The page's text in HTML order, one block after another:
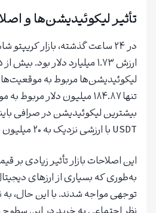
تأثیر لیکوئیدیشن‌ها و
در ۲۴ ساعت گذشته، بازار
لیکوئیدیشن‌ها مربوط به
تنها ۱۸۴.۸۷ میلیون دلار
بیشترین لیکوئیدیشن در صرافی
USDT با ارزشی نزدیک به ۲۰ میلیون دلار رخ داد.
این اصلاحات بازار تأثیر زیادی
به‌طوری که بسیاری از ارزهای
توجهی مواجه شدند. با این حال، به